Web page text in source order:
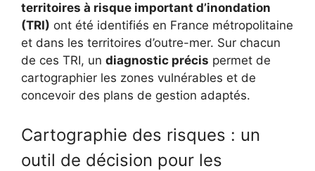
territoires à risque important d’inondation
(TRI) ont été identifiés en France métropolitaine
et dans les territoires d’outre-mer. Sur chacun
de ces TRI, un diagnostic précis permet de
cartographier les zones vulnérables et de
concevoir des plans de gestion adaptés.
Cartographie des risques : un
outil de décision pour les